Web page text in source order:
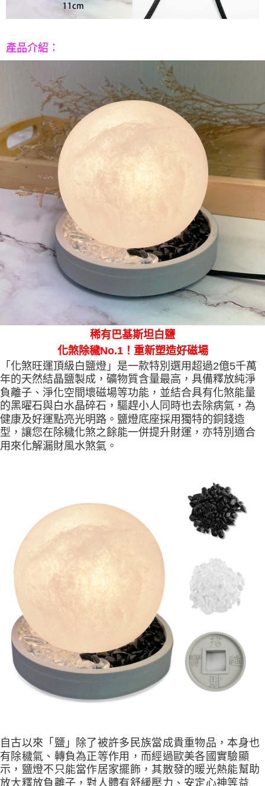
恩沛科技股份有限公司將有權停止該用戶之使用額度並採取法律行動。
產品介紹 ：
稀有巴基斯坦白鹽
化煞除穢No.1！重新塑造好磁場
「化煞旺運頂級白鹽燈」是一款特別選用超過2億5千萬
年的天然結晶鹽製成，礦物質含量最高，具備釋放純淨
負離子、淨化空間壞磁場等功能，並結合具有化煞能量
的黑曜石與白水晶碎石，驅趕小人同時也去除病氣，為
健康及好運點亮光明路。鹽燈底座採用獨特的銅錢造
型，讓您在除穢化煞之餘能一併提升財運，亦特別適合
用來化解漏財風水煞氣。
自古以來「鹽」除了被許多民族當成貴重物品，本身也
有除穢氣、轉負為正等作用，而經過歐美各國實驗顯
示，鹽燈不只能當作居家擺飾，其散發的暖光熱能幫助
放大釋放負離子，對人體有舒緩壓力、安定心神等益